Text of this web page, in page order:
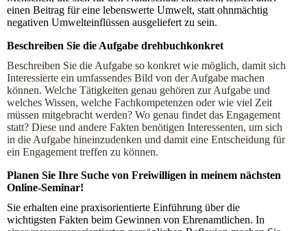
einen Beitrag für eine lebenswerte Umwelt, statt ohnmächtig
negativen Umwelteinflüssen ausgeliefert zu sein.
Beschreiben Sie die Aufgabe drehbuchkonkret
Beschreiben Sie die Aufgabe so konkret wie möglich, damit sich
Interessierte ein umfassendes Bild von der Aufgabe machen
können. Welche Tätigkeiten genau gehören zur Aufgabe und
welches Wissen, welche Fachkompetenzen oder wie viel Zeit
müssen mitgebracht werden? Wo genau findet das Engagement
statt? Diese und andere Fakten benötigen Interessenten, um sich
in die Aufgabe hineinzudenken und damit eine Entscheidung für
ein Engagement treffen zu können.
Planen Sie Ihre Suche von Freiwilligen in meinem nächsten
Online-Seminar!
Sie erhalten eine praxisorientierte Einführung über die
wichtigsten Fakten beim Gewinnen von Ehrenamtlichen. In